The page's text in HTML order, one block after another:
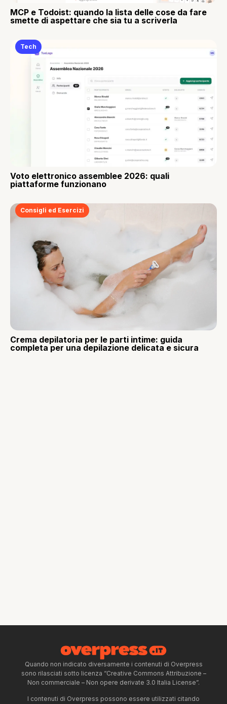
MCP e Todoist: quando la lista delle cose da fare
smette di aspettare che sia tu a scriverla
Tech
Voto elettronico assemblee 2026: quali
piattaforme funzionano
Consigli ed Esercizi
Crema depilatoria per le parti intime: guida
completa per una depilazione delicata e sicura
Quando non indicato diversamente i contenuti di Overpress
sono rilasciati sotto licenza “Creative Commons Attribuzione –
Non commerciale – Non opere derivate 3.0 Italia License”.
I contenuti di Overpress possono essere utilizzati citando